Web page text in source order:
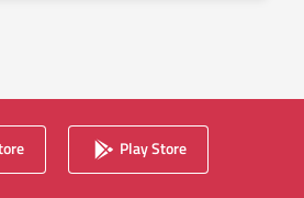
Play Store